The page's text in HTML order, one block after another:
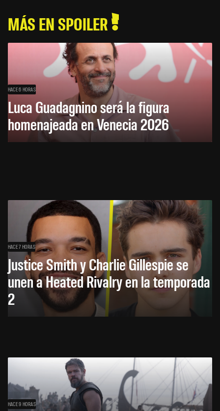
MÁS EN SPOILER
HACE 6 HORAS
Luca Guadagnino será la figura
homenajeada en Venecia 2026
HACE 7 HORAS
Justice Smith y Charlie Gillespie se
unen a Heated Rivalry en la temporada
2
HACE 9 HORAS